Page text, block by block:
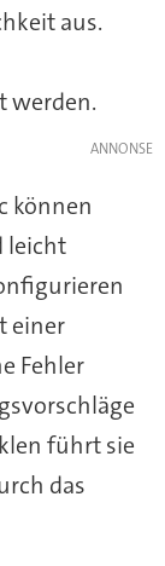
aus.
werden.
können
leicht
einer
Fehler
führt sie
das